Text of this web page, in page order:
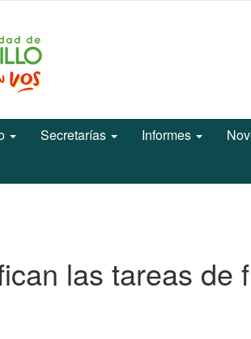
Secretarías Informes
las tareas de